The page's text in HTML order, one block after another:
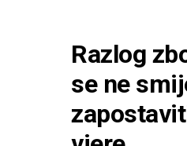
Razlog
se ne